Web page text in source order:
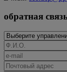
обратная